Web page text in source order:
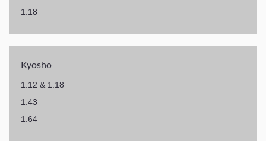
1:18
Kyosho
1:12 & 1:18
1:43
1:64